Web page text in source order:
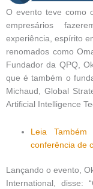
O evento teve como
empresários
experiência, espírito
renomados como
Fundador da QPQ,
que é também o
Michaud, Global
Artificial Intelligence
Leia
conferência de
Lançando o evento,
International,